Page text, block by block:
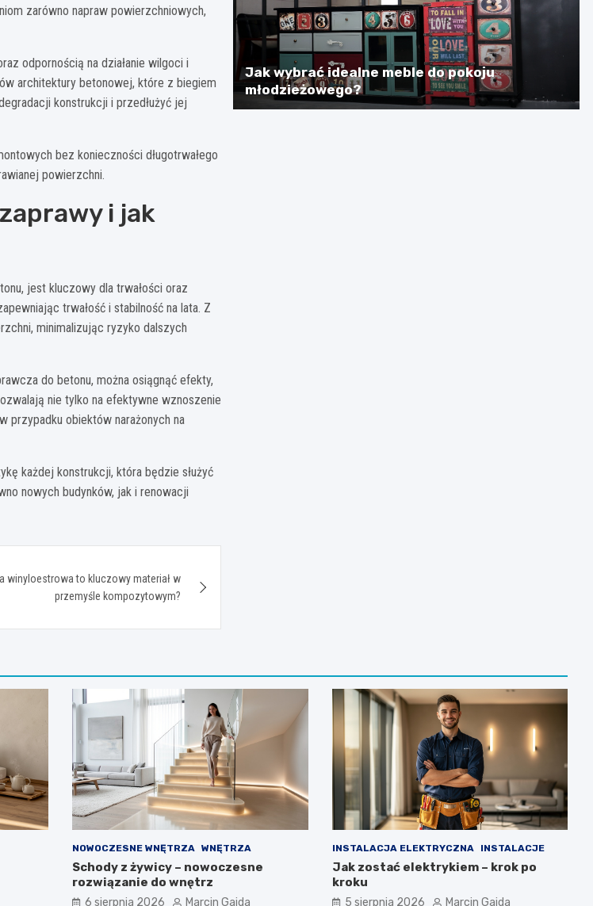
zarówno napraw powierzchniowych,
odpornością na działanie wilgoci i
architektury betonowej, które z biegiem
konstrukcji i przedłużyć jej
bez konieczności długotrwałego
powierzchni.
i jak
jest kluczowy dla trwałości oraz
trwałość i stabilność na lata. Z
minimalizując ryzyko dalszych
do betonu, można osiągnąć efekty,
nie tylko na efektywne wznoszenie
przypadku obiektów narażonych na
każdej konstrukcji, która będzie służyć
nowych budynków, jak i renowacji
winyloestrowa to kluczowy materiał w
przemyśle kompozytowym?
Jak wybrać idealne meble do pokoju
młodzieżowego?
NOWOCZESNE WNĘTRZA WNĘTRZA
Schody z żywicy – nowoczesne
rozwiązanie do wnętrz
6 sierpnia 2026 Marcin Gajda
INSTALACJA ELEKTRYCZNA INSTALACJE
Jak zostać elektrykiem – krok po
kroku
5 sierpnia 2026 Marcin Gajda